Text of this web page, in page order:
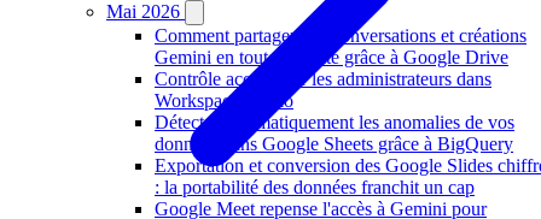
Mai 2026
Comment partager vos conversations et créations
Gemini en toute sécurité grâce à Google Drive
Contrôle accru pour les administrateurs dans
Workspace Studio
Détecter automatiquement les anomalies de vos
données dans Google Sheets grâce à BigQuery
Exportation et conversion des Google Slides
: la portabilité des données franchit un cap
Google Meet repense l'accès à Gemini pour